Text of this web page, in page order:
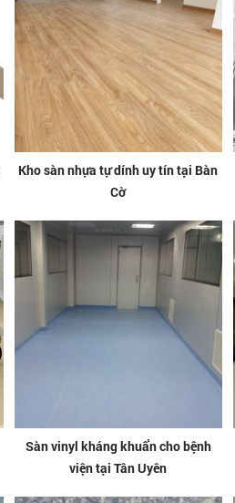
Kho sàn nhựa tự dính uy tín tại Bàn
Cờ
Sàn vinyl kháng khuẩn cho bệnh
viện tại Tân Uyên